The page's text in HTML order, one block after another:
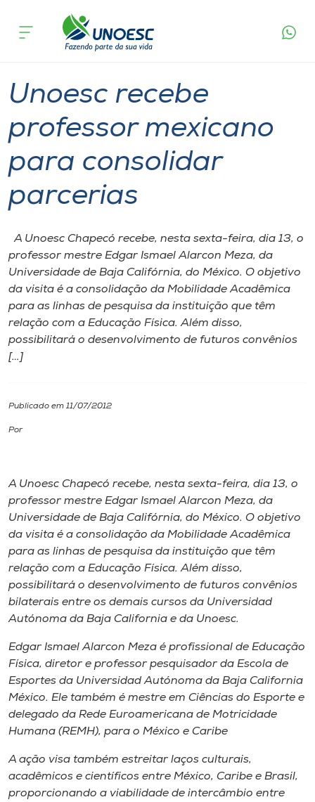
Cursos
Atendimento ao Estudante
Portal de Ensino
A
Unoesc
Internacionalização
I.nova
Cultura
Biblioteca
Editora
Rádio
Unoesc
Store
Selecione
o idioma
acontece
Unoesc recebe
professor mexicano
para consolidar
parcerias
A Unoesc Chapecó recebe, nesta sexta-feira, dia 13, o
professor mestre Edgar Ismael Alarcon Meza, da
Universidade de Baja Califórnia, do México. O objetivo
da visita é a consolidação da Mobilidade Acadêmica
para as linhas de pesquisa da instituição que têm
relação com a Educação Física. Além disso,
possibilitará o desenvolvimento de futuros convênios
[…]
Publicado em 11/07/2012
Por
A Unoesc Chapecó recebe, nesta sexta-feira, dia 13, o
professor mestre Edgar Ismael Alarcon Meza, da
Universidade de Baja Califórnia, do México. O objetivo
da visita é a consolidação da Mobilidade Acadêmica
para as linhas de pesquisa da instituição que têm
relação com a Educação Física. Além disso,
possibilitará o desenvolvimento de futuros convênios
bilaterais entre os demais cursos da Universidad
Autónoma da Baja California e da Unoesc.
Edgar Ismael Alarcon Meza é profissional de Educação
Física, diretor e professor pesquisador da Escola de
Esportes da Universidad Autónoma da Baja California
México. Ele também é mestre em Ciências do Esporte e
delegado da Rede Euroamericana de Motricidade
Humana (REMH), para o México e Caribe
A ação visa também estreitar laços culturais,
acadêmicos e científicos entre México, Caribe e Brasil,
proporcionando a viabilidade de intercâmbio entre